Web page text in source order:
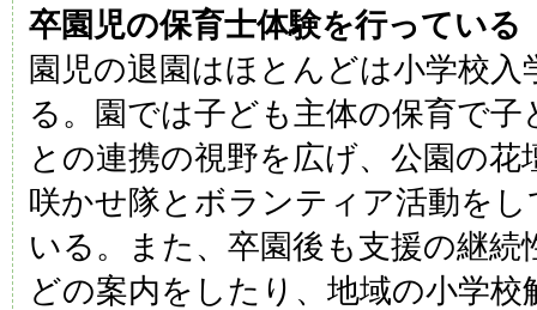
卒園児の保育士体験を行っている
園児の退園はほとんどは小学校
る。園では子ども主体の保育で
との連携の視野を広げ、公園の
咲かせ隊とボランティア活動を
いる。また、卒園後も支援の継続
どの案内をしたり、地域の小学